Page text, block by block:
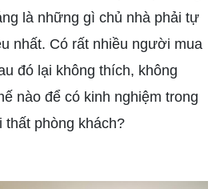
là những gì chủ nhà phải tự
nhất. Có rất nhiều người mua
đó lại không thích, không
nào để có kinh nghiệm trong
thất phòng khách?